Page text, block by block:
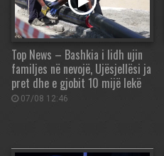
Top News – Bashkia i lidh ujin
familjes në nevojë, Ujësjellësi ja
pret dhe e gjobit 10 mijë lekë
07/08 12:46